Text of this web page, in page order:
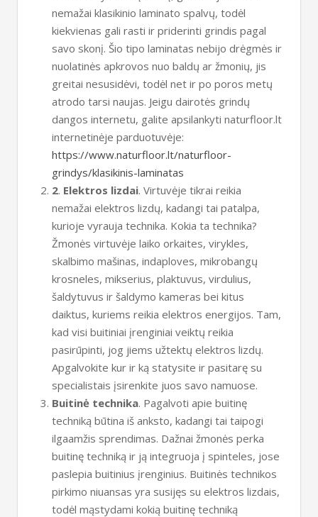
nemažai klasikinio laminato spalvų, todėl
kiekvienas gali rasti ir priderinti grindis pagal
savo skonį. Šio tipo laminatas nebijo drėgmės ir
nuolatinės apkrovos nuo baldų ar žmonių, jis
greitai nesusidėvi, todėl net ir po poros metų
atrodo tarsi naujas. Jeigu dairotės grindų
dangos internetu, galite apsilankyti naturfloor.lt
internetinėje parduotuvėje:
https://www.naturfloor.lt/naturfloor-
grindys/klasikinis-laminatas
2. Elektros lizdai. Virtuvėje tikrai reikia
nemažai elektros lizdų, kadangi tai patalpa,
kurioje vyrauja technika. Kokia ta technika?
Žmonės virtuvėje laiko orkaites, virykles,
skalbimo mašinas, indaploves, mikrobangų
krosneles, mikserius, plaktuvus, virdulius,
šaldytuvus ir šaldymo kameras bei kitus
daiktus, kuriems reikia elektros energijos. Tam,
kad visi buitiniai įrenginiai veiktų reikia
pasirūpinti, jog jiems užtektų elektros lizdų.
Apgalvokite kur ir ką statysite ir pasitarę su
specialistais įsirenkite juos savo namuose.
Buitinė technika. Pagalvoti apie buitinę
techniką būtina iš anksto, kadangi tai taipogi
ilgaamžis sprendimas. Dažnai žmonės perka
buitinę techniką ir ją integruoja į spinteles, jose
paslepia buitinius įrenginius. Buitinės technikos
pirkimo niuansas yra susijęs su elektros lizdais,
todėl mąstydami kokią buitinę techniką